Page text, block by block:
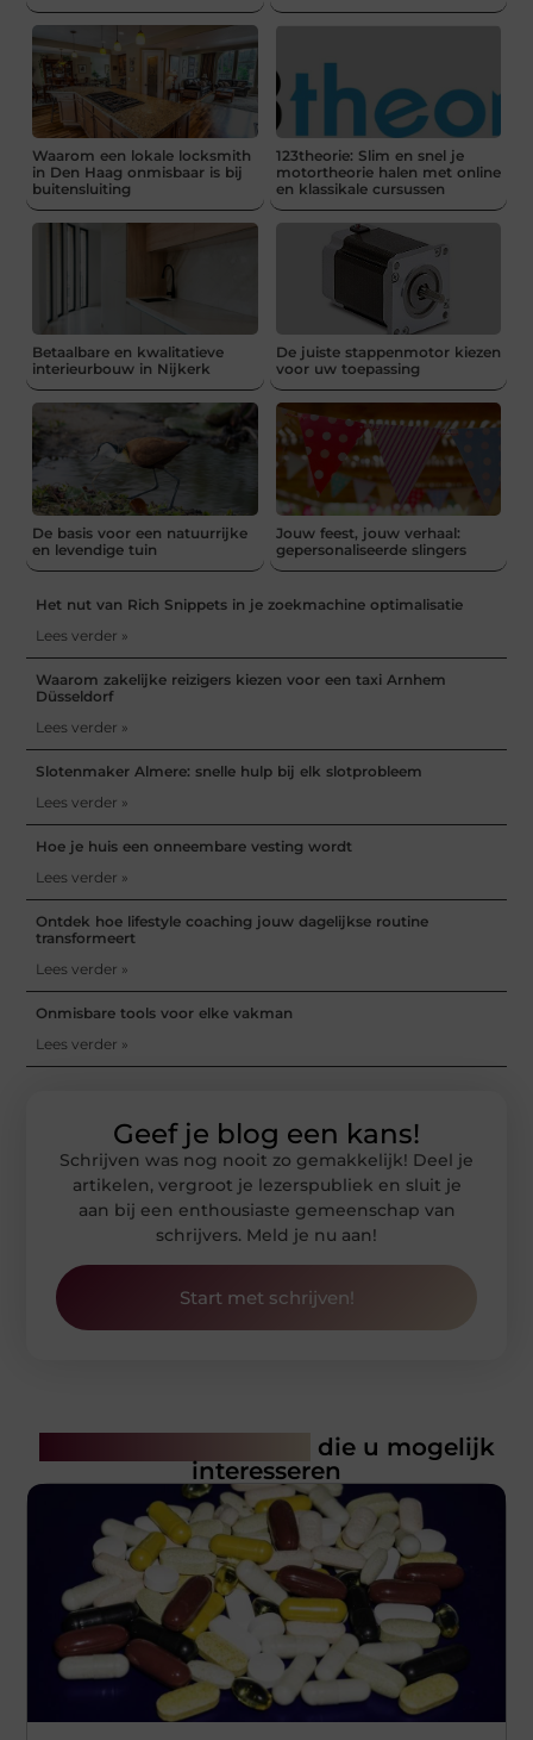
Waarom een lokale locksmith
in Den Haag onmisbaar is bij
buitensluiting
123theorie: Slim en snel je
motortheorie halen met online
en klassikale cursussen
Betaalbare en kwalitatieve
interieurbouw in Nijkerk
De juiste stappenmotor kiezen
voor uw toepassing
De basis voor een natuurrijke
en levendige tuin
Jouw feest, jouw verhaal:
gepersonaliseerde slingers
Het nut van Rich Snippets in je zoekmachine optimalisatie
Lees verder »
Waarom zakelijke reizigers kiezen voor een taxi Arnhem
Düsseldorf
Lees verder »
Slotenmaker Almere: snelle hulp bij elk slotprobleem
Lees verder »
Hoe je huis een onneembare vesting wordt
Lees verder »
Ontdek hoe lifestyle coaching jouw dagelijkse routine
transformeert
Lees verder »
Onmisbare tools voor elke vakman
Lees verder »
Geef je blog een kans!
Schrijven was nog nooit zo gemakkelijk! Deel je
artikelen, vergroot je lezerspubliek en sluit je
aan bij een enthousiaste gemeenschap van
schrijvers. Meld je nu aan!
Start met schrijven!
die u mogelijk
interesseren